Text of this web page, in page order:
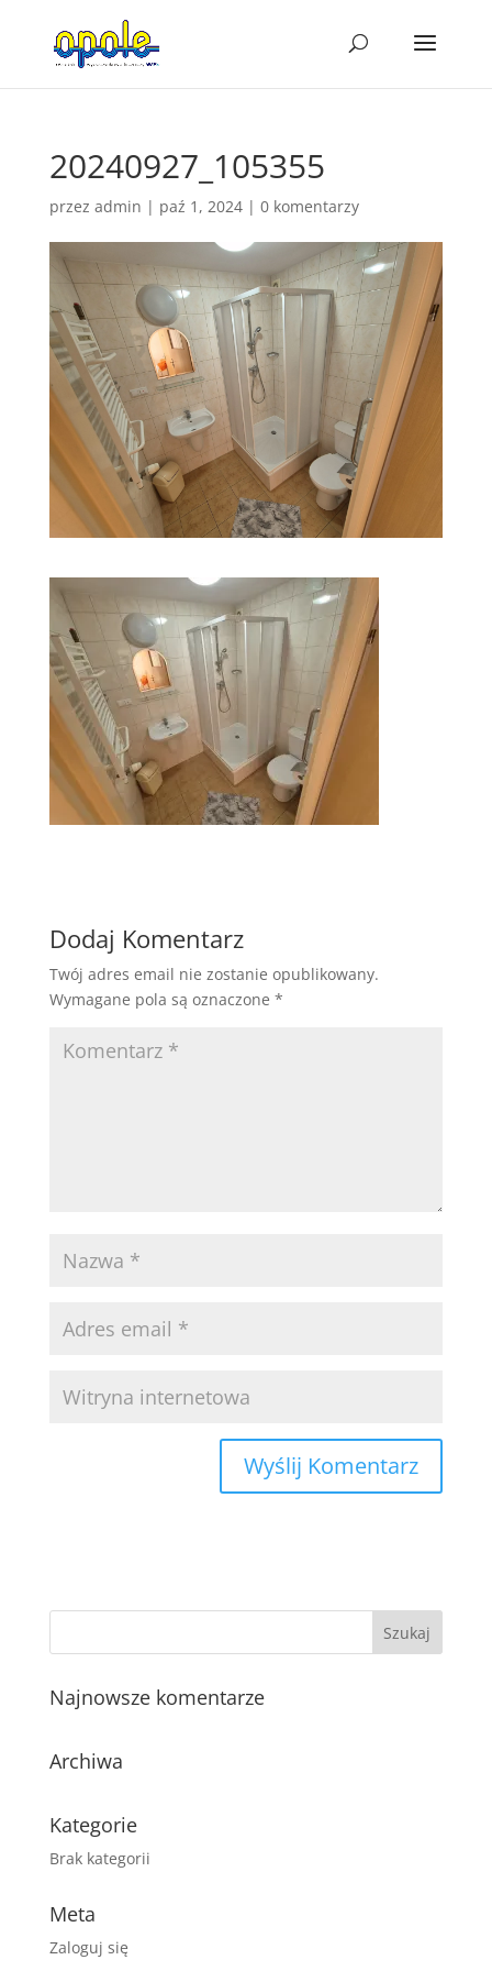
20240927_105355
przez admin | paź 1, 2024| 0 komentarzy
Dodaj Komentarz
Twój adres email nie zostanie opublikowany.
Wymagane pola są oznaczone *
Najnowsze komentarze
Archiwa
Kategorie
Brak kategorii
Meta
Zaloguj się